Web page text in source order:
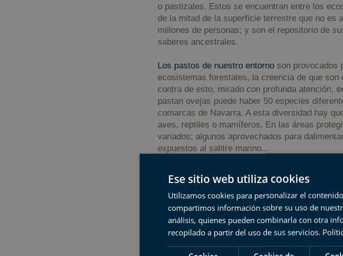
o pastizales. Estos se encuentran entre los
de la mitad de la superficie terrestre que no es
millones de personas; y son el repositorio de
saberes ancestrales.
Los pastos de nuestro entorno son provocados
ecosistemas forestales, la creencia de que
contra de esto, mirado con profunda atención,
pastan ovejas puede haber 50 especies
comarcas de Navarra. A esta diversidad hay
aves, reptiles o mamíferos. En las áreas
variados; algunos aprovechados para
expuestos al salitre marino...
Ese sitio web utiliza cookies
Utilizamos cookies para personalizar el
compartimos información sobre su uso de
análisis, quienes pueden combinarla con otra
recopilado a partir del uso de sus servicios.